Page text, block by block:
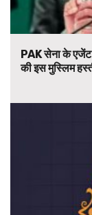
PAK सेना के एजेंट
की इस मुस्लिम